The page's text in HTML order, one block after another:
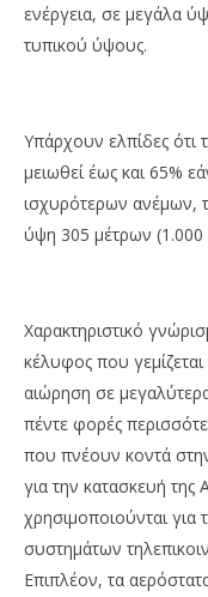
ενέργεια, σε μεγάλα
τυπικού ύψους.
Υπάρχουν ελπίδες ότι
μειωθεί έως και 65%
ισχυρότερων ανέμων,
ύψη 305 μέτρων (1.000
Χαρακτηριστικό
κέλυφος που
αιώρηση σε
πέντε φορές
που πνέουν κοντά
για την κατασκευή
χρησιμοποιούνται
συστημάτων
Επιπλέον, τα